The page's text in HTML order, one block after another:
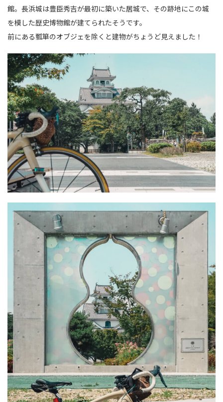
館。長浜城は豊臣秀吉が最初に築いた居城で、その跡地にこの城
を模した歴史博物館が建てられたそうです。
前にある瓢箪のオブジェを除くと建物がちょうど見えました！